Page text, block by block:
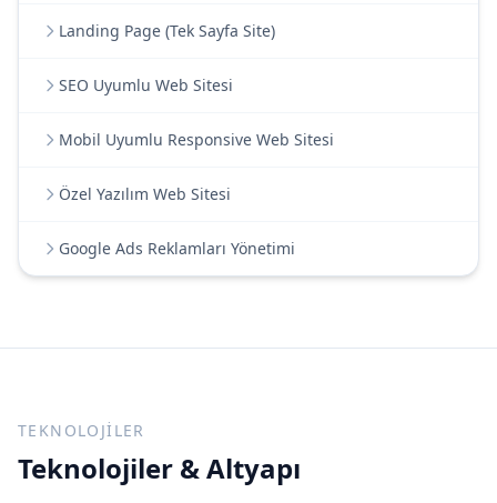
Landing Page (Tek Sayfa Site)
SEO Uyumlu Web Sitesi
Mobil Uyumlu Responsive Web Sitesi
Özel Yazılım Web Sitesi
Google Ads Reklamları Yönetimi
TEKNOLOJILER
Teknolojiler & Altyapı